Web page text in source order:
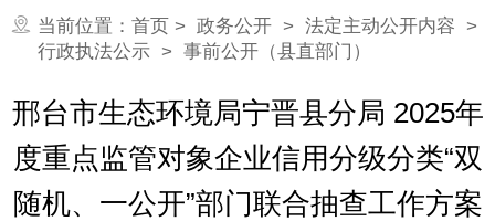
当前位置： 首页 > 政务公开> 法定主动公开内容 >
行政执法公示> 事前公开（县直部门）
邢台市生态环境局宁晋县分局 2025年
度重点监管对象企业信用分级分类“双
随机、一公开”部门联合抽查工作方案